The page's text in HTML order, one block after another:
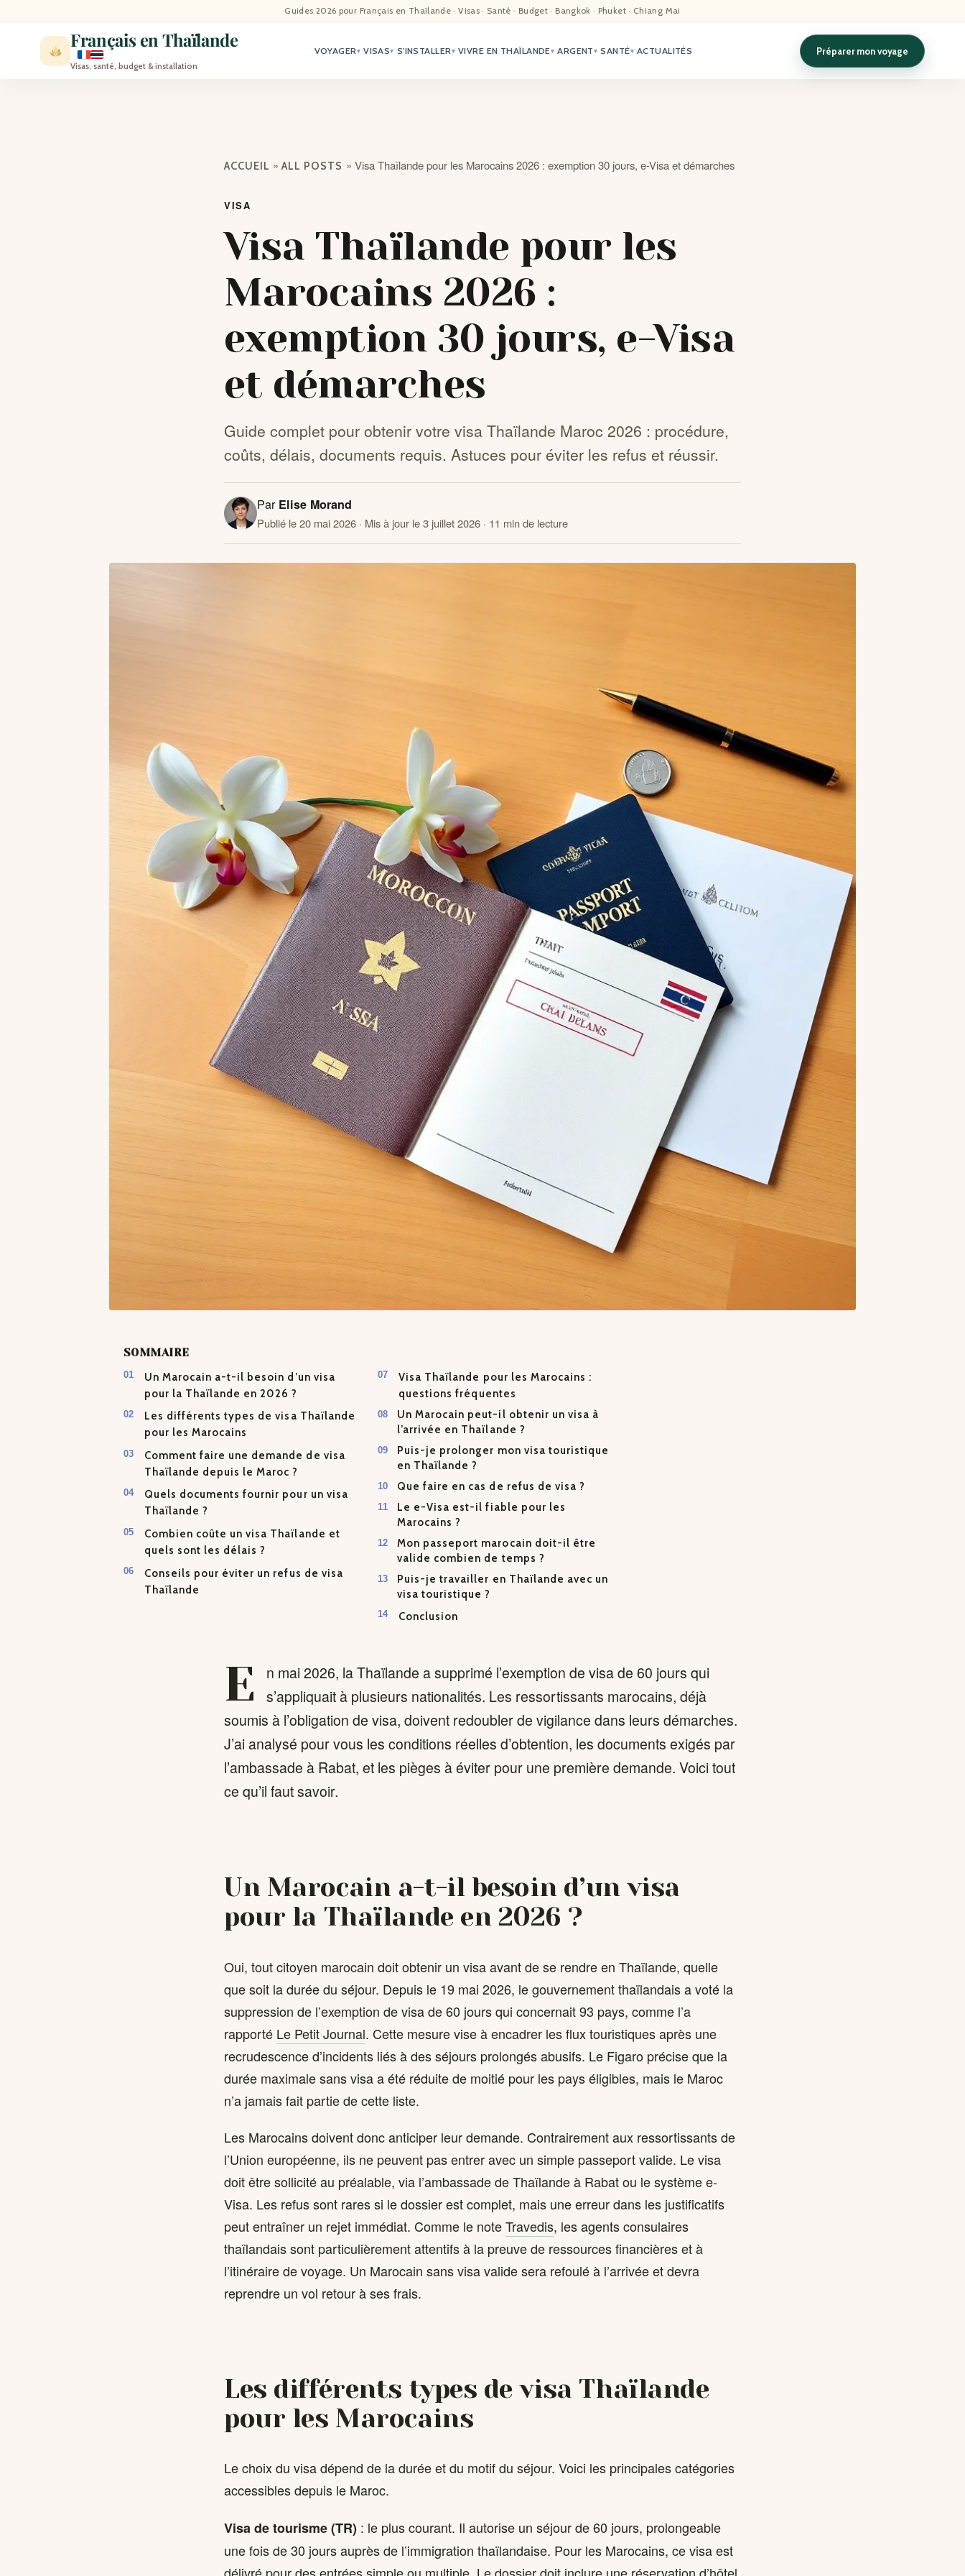
Guides 2026 pour Français en Thaïlande · Visas · Santé · Budget · Bangkok · Phuket · Chiang Mai
Français en Thaïlande
Visas, santé, budget & installation
VOYAGER▾ VISAS▾ S'INSTALLER▾ VIVRE EN THAÏLANDE▾ ARGENT ▾ SANTÉ▾ ACTUALITÉS Préparer mon voyage
ACCUEIL
ACTUALITÉ
CONTACTS
ACCUEIL »ALL POSTS » Visa Thaïlande pour les Marocains 2026 : exemption 30 jours, e-Visa et démarches
VISA
Visa Thaïlande pour les
Marocains 2026 :
exemption 30 jours, e-Visa
et démarches
Guide complet pour obtenir votre visa Thaïlande Maroc 2026 : procédure,
coûts, délais, documents requis. Astuces pour éviter les refus et réussir.
Par Elise Morand
Publié le 20 mai 2026 · Mis à jour le 3 juillet 2026 · 11 min de lecture
SOMMAIRE
Un Marocain a-t-il besoin d’un visa
pour la Thaïlande en 2026 ?
Les différents types de visa Thaïlande
pour les Marocains
Comment faire une demande de visa
Thaïlande depuis le Maroc ?
Quels documents fournir pour un visa
Thaïlande ?
Combien coûte un visa Thaïlande et
quels sont les délais ?
Conseils pour éviter un refus de visa
Thaïlande
Visa Thaïlande pour les Marocains :
questions fréquentes
Un Marocain peut-il obtenir un visa à
l’arrivée en Thaïlande ?
Puis-je prolonger mon visa touristique
en Thaïlande ?
Que faire en cas de refus de visa ?
Le e-Visa est-il fiable pour les
Marocains ?
Mon passeport marocain doit-il être
valide combien de temps ?
Puis-je travailler en Thaïlande avec un
visa touristique ?
Conclusion
E
n mai 2026, la Thaïlande a supprimé l’exemption de visa de 60 jours qui
s’appliquait à plusieurs nationalités. Les ressortissants marocains, déjà
soumis à l’obligation de visa, doivent redoubler de vigilance dans leurs démarches.
J’ai analysé pour vous les conditions réelles d’obtention, les documents exigés par
l’ambassade à Rabat, et les pièges à éviter pour une première demande. Voici tout
ce qu’il faut savoir.
Un Marocain a-t-il besoin d’un visa
pour la Thaïlande en 2026 ?
Oui, tout citoyen marocain doit obtenir un visa avant de se rendre en Thaïlande, quelle
que soit la durée du séjour. Depuis le 19 mai 2026, le gouvernement thaïlandais a voté la
suppression de l’exemption de visa de 60 jours qui concernait 93 pays, comme l’a
rapporté Le Petit Journal. Cette mesure vise à encadrer les flux touristiques après une
recrudescence d’incidents liés à des séjours prolongés abusifs. Le Figaro précise que la
durée maximale sans visa a été réduite de moitié pour les pays éligibles, mais le Maroc
n’a jamais fait partie de cette liste.
Les Marocains doivent donc anticiper leur demande. Contrairement aux ressortissants de
l’Union européenne, ils ne peuvent pas entrer avec un simple passeport valide. Le visa
doit être sollicité au préalable, via l’ambassade de Thaïlande à Rabat ou le système e-
Visa. Les refus sont rares si le dossier est complet, mais une erreur dans les justificatifs
peut entraîner un rejet immédiat. Comme le noteTravedis, les agents consulaires
thaïlandais sont particulièrement attentifs à la preuve de ressources financières et à
l’itinéraire de voyage. Un Marocain sans visa valide sera refoulé à l’arrivée et devra
reprendre un vol retour à ses frais.
Les différents types de visa Thaïlande
pour les Marocains
Le choix du visa dépend de la durée et du motif du séjour. Voici les principales catégories
accessibles depuis le Maroc.
Visa de tourisme (TR) : le plus courant. Il autorise un séjour de 60 jours, prolongeable
une fois de 30 jours auprès de l’immigration thaïlandaise. Pour les Marocains, ce visa est